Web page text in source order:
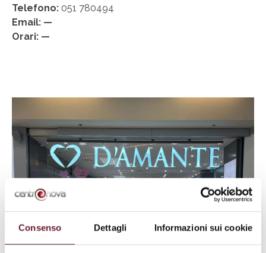
Consenso Dettagli Informazioni sui cookie
Telefono: 051 780494
Email: —
Orari: —